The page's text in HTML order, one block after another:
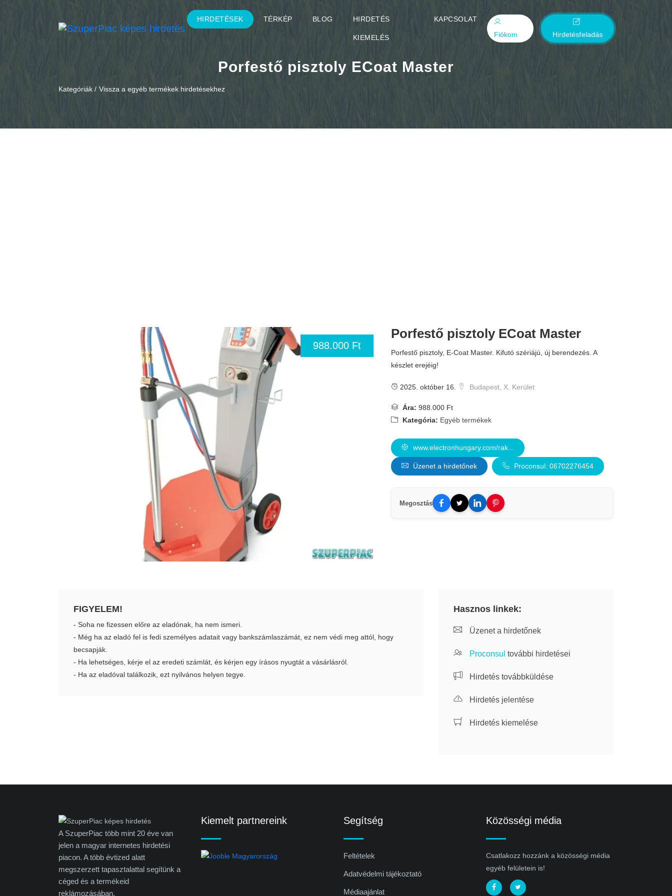
HIRDETÉSEK TÉRKÉP BLOG HIRDETÉS
KIEMELÉS
KAPCSOLAT
Fiókom
Hirdetésfeladás
Porfestő pisztoly ECoat Master
Kategóriák / Vissza a egyéb termékek hirdetésekhez
988.000 Ft
Porfestő pisztoly ECoat Master
Porfestő pisztoly, E-Coat Master. Kifutó szériájú, új berendezés. A
készlet erejéig!
2025. október 16. Budapest, X. Kerület
Ára: 988.000 Ft
Kategória: Egyéb termékek
www.electronhungary.com/rak...
Üzenet a hirdetőnek Proconsul: 06702276454
Megosztás
FIGYELEM!
- Soha ne fizessen előre az eladónak, ha nem ismeri.
- Még ha az eladó fel is fedi személyes adatait vagy bankszámlaszámát, ez nem védi meg attól, hogy
becsapják.
- Ha lehetséges, kérje el az eredeti számlát, és kérjen egy írásos nyugtát a vásárlásról.
- Ha az eladóval találkozik, ezt nyilvános helyen tegye.
Hasznos linkek:
Üzenet a hirdetőnek
Proconsul további hirdetései
Hirdetés továbbküldése
Hirdetés jelentése
Hirdetés kiemelése
A SzuperPiac több mint 20 éve van
jelen a magyar internetes hirdetési
piacon. A több évtized alatt
megszerzett tapasztalattal segítünk a
céged és a termékeid
reklámozásában.
Kiemelt partnereink Segítség
Feltételek
Adatvédelmi tájékoztató
Médiaajánlat
Közösségi média
Csatlakozz hozzánk a közösségi média
egyéb felületein is!